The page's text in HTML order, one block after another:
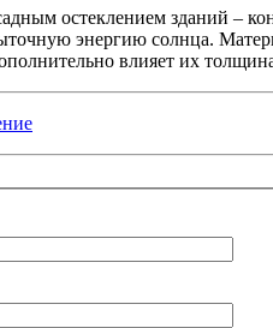
остеклением зданий –
энергию солнца.
влияет их